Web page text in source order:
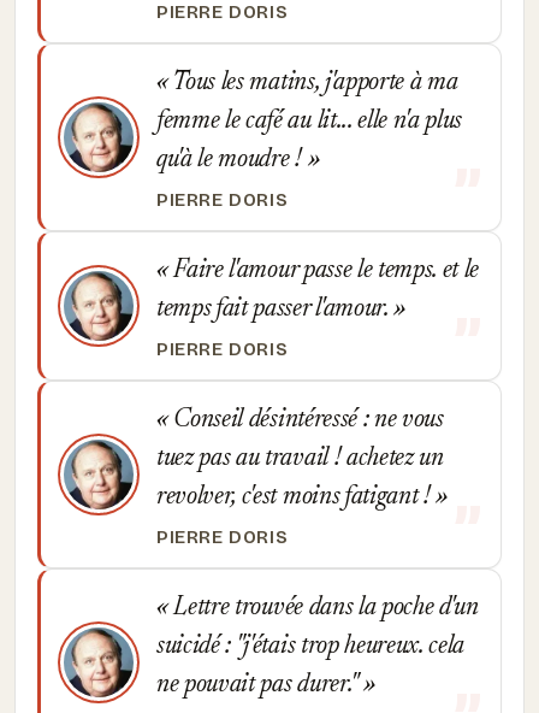
PIERRE DORIS
Tous les matins, j'apporte à ma
femme le café au lit... elle n'a plus
qu'à le moudre !
PIERRE DORIS
Faire l'amour passe le temps. et le
temps fait passer l'amour.
PIERRE DORIS
Conseil désintéressé : ne vous
tuez pas au travail ! achetez un
revolver, c'est moins fatigant !
PIERRE DORIS
Lettre trouvée dans la poche d'un
suicidé : "j'étais trop heureux. cela
ne pouvait pas durer."